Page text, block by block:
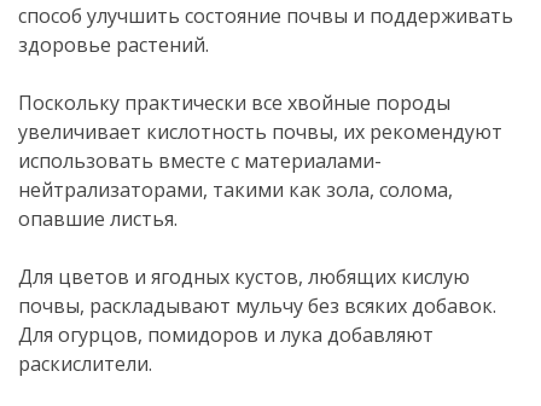
способ улучшить состояние почвы и поддерживать
здоровье растений.
Поскольку практически все хвойные породы
увеличивает кислотность почвы, их рекомендуют
использовать вместе с материалами-
нейтрализаторами, такими как зола, солома,
опавшие листья.
Для цветов и ягодных кустов, любящих кислую
почвы, раскладывают мульчу без всяких добавок.
Для огурцов, помидоров и лука добавляют
раскислители.